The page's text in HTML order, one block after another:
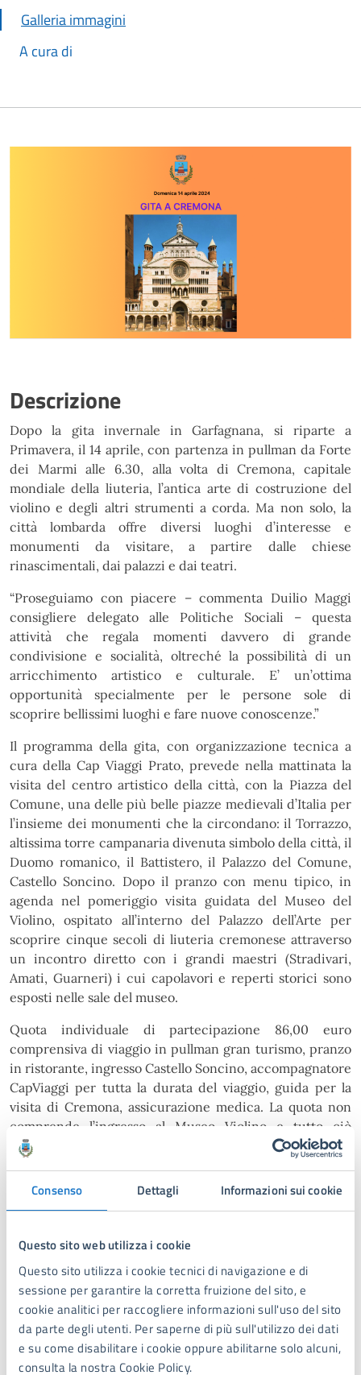
Consenso Dettagli Informazioni sui cookie
Questo sito web utilizza i cookie
Questo sito utilizza i cookie tecnici di navigazione e di
sessione per garantire la corretta fruizione del sito, e
cookie analitici per raccogliere informazioni sull'uso del sito
da parte degli utenti. Per saperne di più sull'utilizzo dei dati
e su come disabilitare i cookie oppure abilitarne solo alcuni,
consulta la nostra Cookie Policy.
Galleria immagini
A cura di
Descrizione
Dopo la gita invernale in Garfagnana, si riparte a
Primavera, il 14 aprile, con partenza in pullman da Forte
dei Marmi alle 6.30, alla volta di Cremona, capitale
mondiale della liuteria, l’antica arte di costruzione del
violino e degli altri strumenti a corda. Ma non solo, la
città lombarda offre diversi luoghi d’interesse e
monumenti da visitare, a partire dalle chiese
rinascimentali, dai palazzi e dai teatri.
“Proseguiamo con piacere – commenta Duilio Maggi
consigliere delegato alle Politiche Sociali – questa
attività che regala momenti davvero di grande
condivisione e socialità, oltreché la possibilità di un
arricchimento artistico e culturale. E’ un’ottima
opportunità specialmente per le persone sole di
scoprire bellissimi luoghi e fare nuove conoscenze.”
Il programma della gita, con organizzazione tecnica a
cura della Cap Viaggi Prato, prevede nella mattinata la
visita del centro artistico della città, con la Piazza del
Comune, una delle più belle piazze medievali d’Italia per
l’insieme dei monumenti che la circondano: il Torrazzo,
altissima torre campanaria divenuta simbolo della città, il
Duomo romanico, il Battistero, il Palazzo del Comune,
Castello Soncino. Dopo il pranzo con menu tipico, in
agenda nel pomeriggio visita guidata del Museo del
Violino, ospitato all’interno del Palazzo dell’Arte per
scoprire cinque secoli di liuteria cremonese attraverso
un incontro diretto con i grandi maestri (Stradivari,
Amati, Guarneri) i cui capolavori e reperti storici sono
esposti nelle sale del museo.
Quota individuale di partecipazione 86,00 euro
comprensiva di viaggio in pullman gran turismo, pranzo
in ristorante, ingresso Castello Soncino, accompagnatore
CapViaggi per tutta la durata del viaggio, guida per la
visita di Cremona, assicurazione medica. La quota non
comprende l’ingresso al Museo Violino e tutto ciò
indicato come libero /facoltativo o comunque non
possibile chiedere informazioni all’Ufficio Sociale in
merito alla possibilità di riduzione della quota di
Per richiedere informazioni o effettuare l’iscrizione,
rivolgersi all’Ufficio Servizi Sociali, tel. 0584 2802, o
tramite mail: sociale@comunefdm.it.